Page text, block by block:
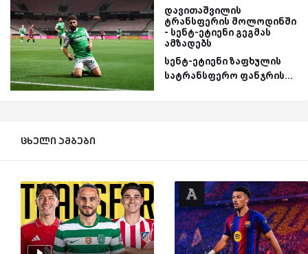
დავითაშვილის
ტრანსფერის მოლოდინში
- სენტ-ეტიენი გეგმას
ამზადებს
სენტ-ეტიენი ზაფხულის
სატრანსფერო ფანჯრის...
ცხელი ამბები